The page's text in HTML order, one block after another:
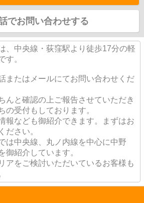
でお問い合わせする
、中央線・荻窪駅より徒歩17分の軽
す。
またはメールにてお問い合わせくだ
んと確認の上ご報告させていただき
の受付もしております。
報なども御紹介できます。まずはお
ださい。
は中央線、丸ノ内線を中心に中野
御紹介しています。
アをご検討いただいているお客様も